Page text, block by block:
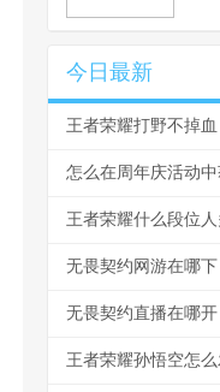
今日最新
王者荣耀打野不掉
怎么在周年庆活动
无畏契约网游在哪下
无畏契约直播在哪开